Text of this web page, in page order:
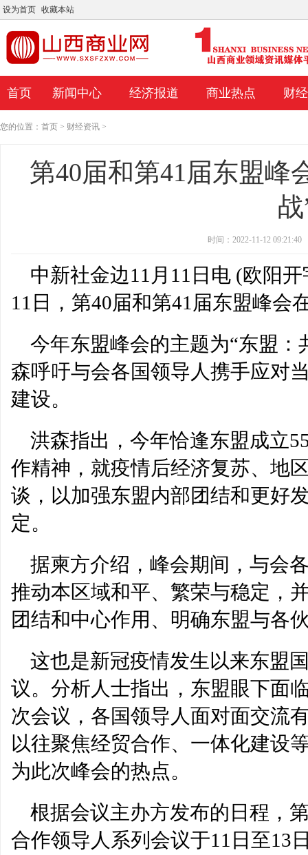
设为首页 收藏本站
首页 新闻中心 经济报道 商业热点 财
您的位置： 首页 > 财经资讯 >
第40届和第41届东盟峰
战
时间：2022-11-12 09:21:40
中新社金边11月11日电 (欧阳
11日，第40届和第41届东盟峰会
今年东盟峰会的主题为“东盟
森呼吁与会各国领导人携手应对
建设。
洪森指出，今年恰逢东盟成立
作精神，就疫情后经济复苏、地
谈，以加强东盟内部团结和更好
定。
据柬方介绍，峰会期间，与会
推动本区域和平、繁荣与稳定，
团结和中心作用、明确东盟与各
这也是新冠疫情发生以来东盟
议。分析人士指出，东盟眼下面
次会议，各国领导人面对面交流
以往聚焦经贸合作、一体化建设
为此次峰会的热点。
根据会议主办方发布的日程，
合作领导人系列会议于11日至13